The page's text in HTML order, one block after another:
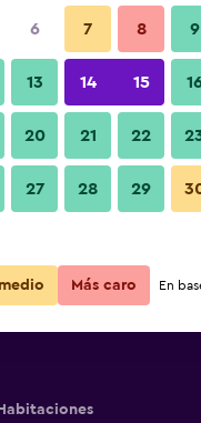
de precio por noche
Total noche
$18 Ver oferta
6 7 8 9
13 14 15
20 21 22
27 28 29
Más caro En